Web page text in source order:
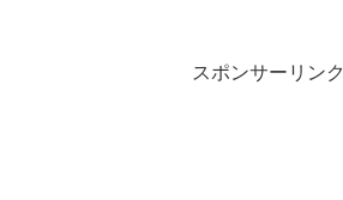
スポンサーリンク